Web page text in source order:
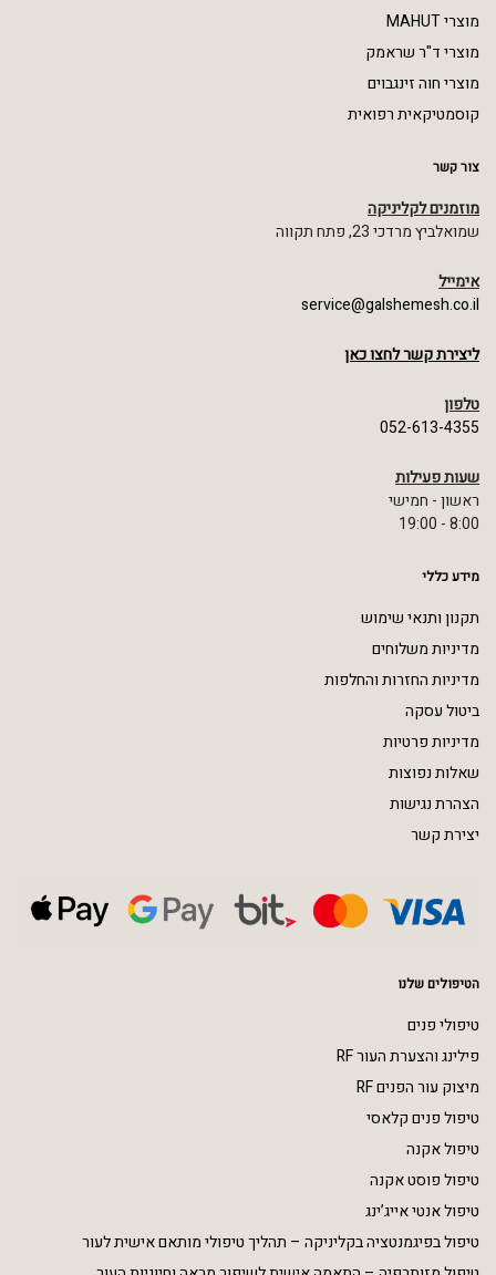
מוצרי MAHUT
מוצרי ד"ר שראמק
מוצרי חוה זינגבוים
קוסמטיקאית רפואית
צור קשר
מוזמנים לקליניקה
שמואלביץ מרדכי 23, פתח תקווה
אימייל
service@galshemesh.co.il
ליצירת קשר לחצו כאן
טלפון
052-613-4355
שעות פעילות
ראשון - חמישי
8:00 - 19:00
מידע כללי
תקנון ותנאי שימוש
מדיניות משלוחים
מדיניות החזרות והחלפות
ביטול עסקה
מדיניות פרטיות
שאלות נפוצות
הצהרת נגישות
יצירת קשר
הטיפולים שלנו
טיפולי פנים
פילינג והצערת העור RF
מיצוק עור הפנים RF
טיפול פנים קלאסי
טיפול אקנה
טיפול פוסט אקנה
טיפול אנטי אייג’ינג
טיפול בפיגמנטציה בקליניקה – תהליך טיפולי מותאם אישית לעור